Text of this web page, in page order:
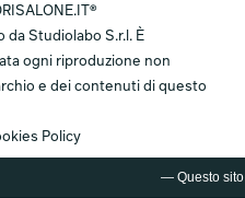
— Questo sito
da Studiolabo S.r.l. È
ogni riproduzione non
e dei contenuti di questo
Policy